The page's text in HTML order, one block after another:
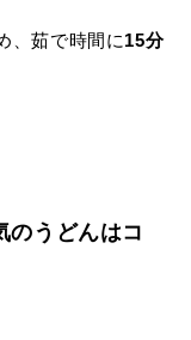
、茹で時間に15分
うどんはコ